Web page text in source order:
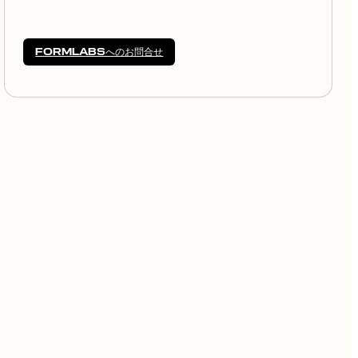
FORMLABSへのお問合せ